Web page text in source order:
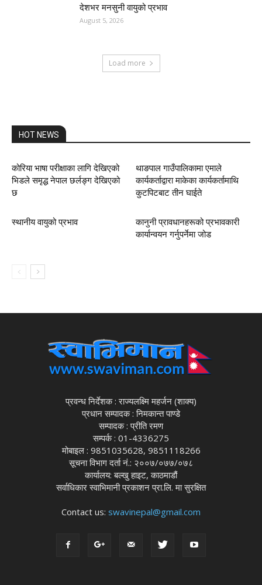
देशभर मनसुनी वायुको प्रभाव
August 5, 2026
Load more
HOT NEWS
कोरिया भाषा परीक्षाका लागि देखिएको
भिडले समृद्ध नेपाल छर्लङ्ग देखिएको
छ
थाङपाल गाउँपालिकामा एमाले
कार्यकर्ताद्वारा माकेका कार्यकर्तामाथि
कुटपिटबाट तीन घाईते
स्थानीय वायुको प्रभाव
कानुनी प्रावधानहरूको प्रभावकारी
कार्यान्वयन गर्नुपर्नेमा जोड
प्रवन्ध निर्देशक : राज्यलक्ष्मि महर्जन (शाक्य)
प्रधान सम्पादक : निमकान्त पाण्डे
सम्पादक : प्रीति रमण
सम्पर्क : 01-4336275
मोबाइल : 9851035628, 9851118266
सूचना विभाग दर्ता नं.: २००७/०७७/०७८
कार्यालय: बल्खु हाइट, काठमाडौं
सर्वाधिकार स्वाभिमानी प्रकाशन प्रा.लि. मा सुरक्षित
Contact us: swavinepal@gmail.com